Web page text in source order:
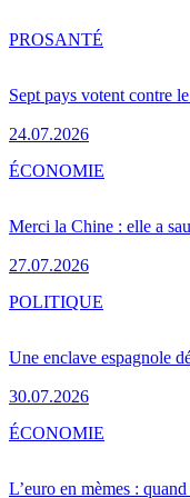
Sept pays votent contre
24.07.2026
PROSANTÉ
Merci la Chine : elle a
27.07.2026
ÉCONOMIE
Une enclave espagnole
30.07.2026
POLITIQUE
L’euro en mèmes :
ÉCONOMIE